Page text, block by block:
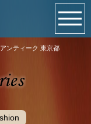
ンティーク 東京都